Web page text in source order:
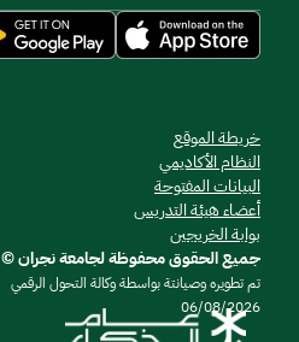
خريطة الموقع
النظام الأكاديمي
البيانات المفتوحة
أعضاء هيئة التدريس
بوابة الخريجين
جميع الحقوق محفوظة لجامعة نجران © 2026
تم تطويره وصيانتة بواسطة وكالة التحول الرقمي
06/08/2026